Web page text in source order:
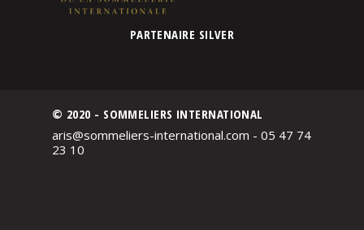
PARTENAIRE SILVER
© 2020 - SOMMELIERS INTERNATIONAL
aris@sommeliers-international.com - 05 47 74
23 10